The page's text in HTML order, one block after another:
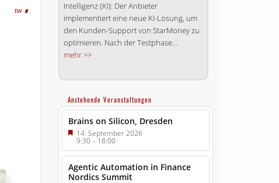
tw
Intelligenz (KI): Der Anbieter
implementiert eine neue KI-Lösung, um
den Kunden-Support von StarMoney zu
optimieren. Nach der Testphase...
mehr >>
Anstehende Veranstaltungen
Brains on Silicon, Dresden
14. September 2026
9:30–18:00
Agentic Automation in Finance
Nordics Summit